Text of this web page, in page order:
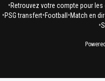
•Retrouvez votre compte pour
•PSG transfert•Football •Match en
•